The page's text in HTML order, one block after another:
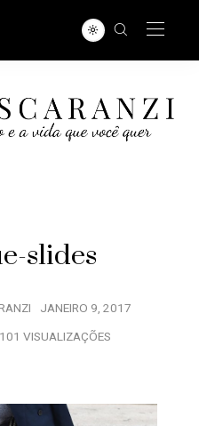
slides
JANEIRO 9, 2017
101 VISUALIZAÇÕES